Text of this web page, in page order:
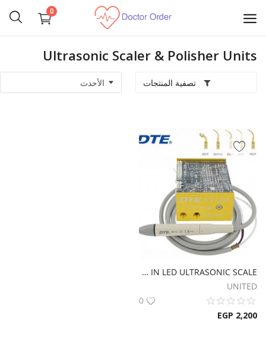
0
ابدأ
مستلزمات شخصية
الآلات الجراحية
الأجهزة الطبية
المناظير الطبية
طب الأسنان
قائمة الرغبات
خدمة العملاء
Ultrasonic Scaler & Polisher Units
تصفية المنتجات
WOODPECKER DTE V3 DENTAL BUILT IN LED ULTRASONIC SCALE
UNITED
0
2,200
EGP